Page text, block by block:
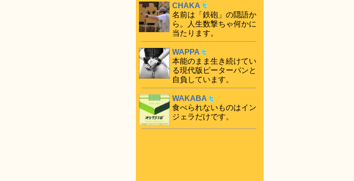
CHAKA
名前は「鉄砲」の隠語か
ら。人生数撃ちゃ何かに
当たります。
WAPPA
本能のまま生き続けてい
る現代版ピーターパンと
自負しています。
WAKABA
食べられないものはイン
ジェラだけです。